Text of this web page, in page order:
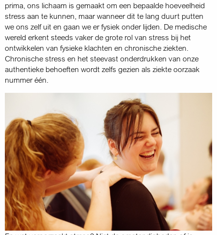
prima, ons lichaam is gemaakt om een bepaalde hoeveelheid
stress aan te kunnen, maar wanneer dit te lang duurt putten
we ons zelf uit en gaan we er fysiek onder lijden. De medische
wereld erkent steeds vaker de grote rol van stress bij het
ontwikkelen van fysieke klachten en chronische ziekten.
Chronische stress en het steevast onderdrukken van onze
authentieke behoeften wordt zelfs gezien als ziekte oorzaak
nummer één.